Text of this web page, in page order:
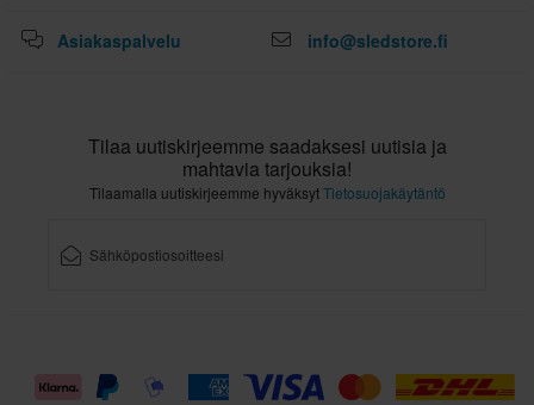
Asiakaspalvelu info@sledstore.fi
Tilaa uutiskirjeemme saadaksesi uutisia ja
mahtavia tarjouksia!
Tilaamalla uutiskirjeemme hyväksytTietosuojakäytäntö